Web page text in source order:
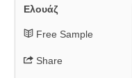
Ελουάζ
Free Sample
Share